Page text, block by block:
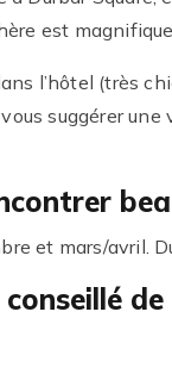
est
l’hôtel (très
suggérer
et mars/avril.